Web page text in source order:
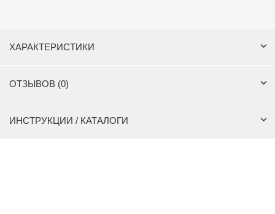
ХАРАКТЕРИСТИКИ
ОТЗЫВОВ (0)
ИНСТРУКЦИИ / КАТАЛОГИ